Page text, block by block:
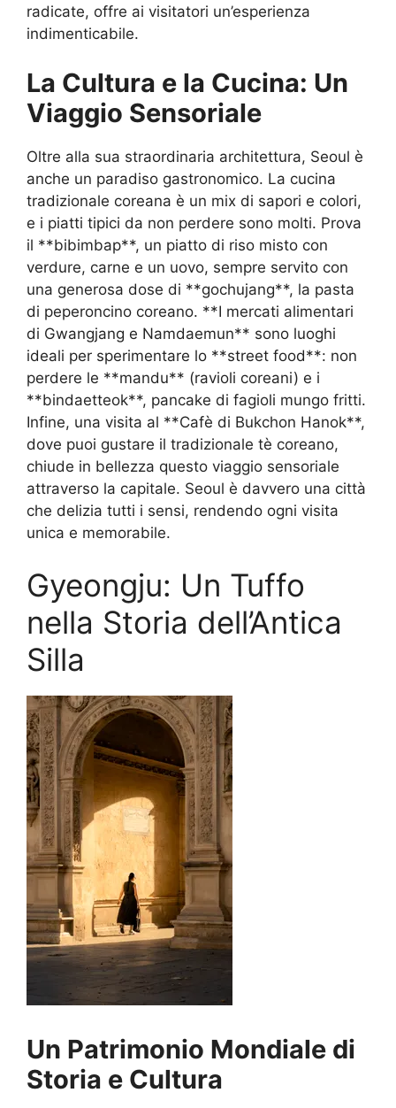
radicate, offre ai visitatori un’esperienza
indimenticabile.
La Cultura e la Cucina: Un
Viaggio Sensoriale
Oltre alla sua straordinaria architettura, Seoul è
anche un paradiso gastronomico. La cucina
tradizionale coreana è un mix di sapori e colori,
e i piatti tipici da non perdere sono molti. Prova
il **bibimbap**, un piatto di riso misto con
verdure, carne e un uovo, sempre servito con
una generosa dose di **gochujang**, la pasta
di peperoncino coreano. **I mercati alimentari
di Gwangjang e Namdaemun** sono luoghi
ideali per sperimentare lo **street food**: non
perdere le **mandu** (ravioli coreani) e i
**bindaetteok**, pancake di fagioli mungo fritti.
Infine, una visita al **Cafè di Bukchon Hanok**,
dove puoi gustare il tradizionale tè coreano,
chiude in bellezza questo viaggio sensoriale
attraverso la capitale. Seoul è davvero una città
che delizia tutti i sensi, rendendo ogni visita
unica e memorabile.
Gyeongju: Un Tuffo
nella Storia dell’Antica
Silla
Un Patrimonio Mondiale di
Storia e Cultura